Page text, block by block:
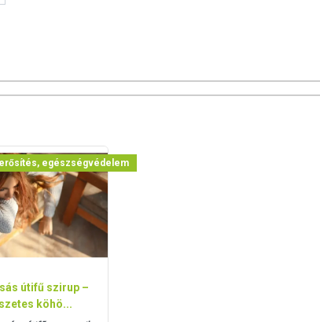
étrendet és az egészséges életmódot! A termék
fogyasztási mennyiséget ne lépje túl! Ne szedje
vagy allergiás! Kisgyermekektől elzárva tartandó!
egészségvédelem
útifű szirup –
köhö...